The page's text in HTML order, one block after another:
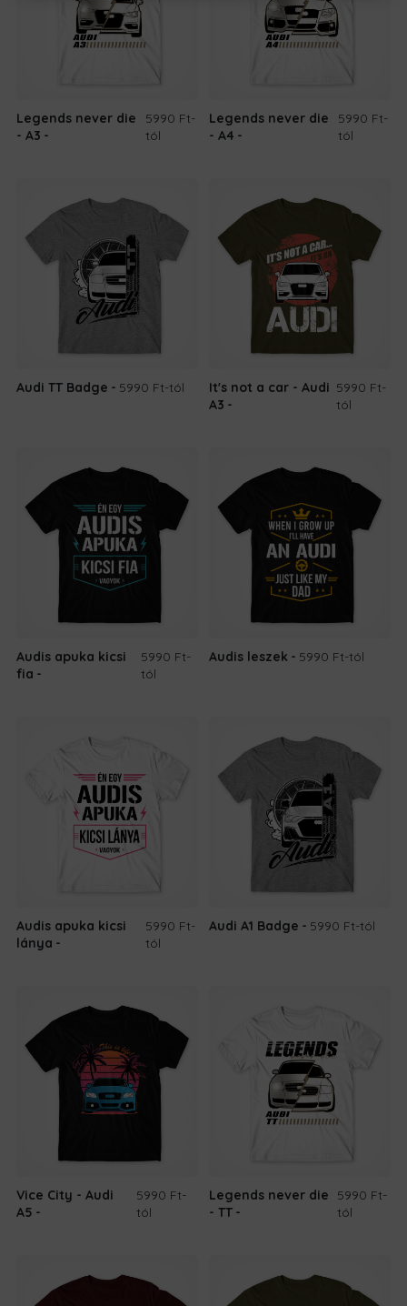
Legends never die
- A3
5990 Ft-
tól
Legends never die
- A4
5990 Ft-
tól
Audi TT Badge 5990 Ft-tól
It's not a car - Audi
A3
5990 Ft-
tól
Audis apuka kicsi
fia
5990 Ft-
tól
Audis leszek 5990 Ft-tól
Audis apuka kicsi
lánya
5990 Ft-
tól
Audi A1 Badge 5990 Ft-tól
Vice City - Audi
A5
5990 Ft-
tól
Legends never die
- TT
5990 Ft-
tól